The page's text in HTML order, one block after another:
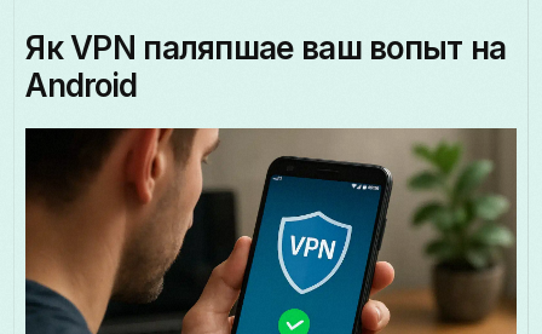
Як VPN паляпшае ваш вопыт на
Android